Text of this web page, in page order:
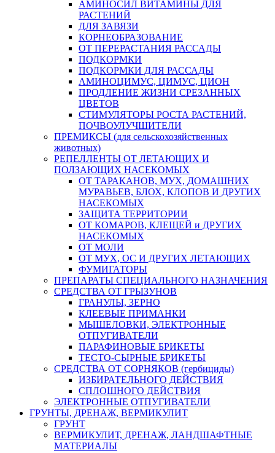
АМИНОСИЛ ВИТАМИНЫ ДЛЯ
РАСТЕНИЙ
ДЛЯ ЗАВЯЗИ
КОРНЕОБРАЗОВАНИЕ
ОТ ПЕРЕРАСТАНИЯ РАССАДЫ
ПОДКОРМКИ
ПОДКОРМКИ ДЛЯ РАССАДЫ
АМИНОЦИМУС, ЦИМУС, ЦИОН
ПРОДЛЕНИЕ ЖИЗНИ СРЕЗАННЫХ
ЦВЕТОВ
СТИМУЛЯТОРЫ РОСТА РАСТЕНИЙ,
ПОЧВОУЛУЧШИТЕЛИ
ПРЕМИКСЫ (для сельскохозяйственных
животных)
РЕПЕЛЛЕНТЫ ОТ ЛЕТАЮЩИХ И
ПОЛЗАЮЩИХ НАСЕКОМЫХ
ОТ ТАРАКАНОВ, МУХ, ДОМАШНИХ
МУРАВЬЕВ, БЛОХ, КЛОПОВ И ДРУГИХ
НАСЕКОМЫХ
ЗАЩИТА ТЕРРИТОРИИ
ОТ КОМАРОВ, КЛЕЩЕЙ и ДРУГИХ
НАСЕКОМЫХ
ОТ МОЛИ
ОТ МУХ, ОС И ДРУГИХ ЛЕТАЮЩИХ
ФУМИГАТОРЫ
ПРЕПАРАТЫ СПЕЦИАЛЬНОГО НАЗНАЧЕНИЯ
СРЕДСТВА ОТ ГРЫЗУНОВ
ГРАНУЛЫ, ЗЕРНО
КЛЕЕВЫЕ ПРИМАНКИ
МЫШЕЛОВКИ, ЭЛЕКТРОННЫЕ
ОТПУГИВАТЕЛИ
ПАРАФИНОВЫЕ БРИКЕТЫ
ТЕСТО-СЫРНЫЕ БРИКЕТЫ
СРЕДСТВА ОТ СОРНЯКОВ (гербициды)
ИЗБИРАТЕЛЬНОГО ДЕЙСТВИЯ
СПЛОШНОГО ДЕЙСТВИЯ
ЭЛЕКТРОННЫЕ ОТПУГИВАТЕЛИ
ГРУНТЫ, ДРЕНАЖ, ВЕРМИКУЛИТ
ГРУНТ
ВЕРМИКУЛИТ, ДРЕНАЖ, ЛАНДШАФТНЫЕ
МАТЕРИАЛЫ